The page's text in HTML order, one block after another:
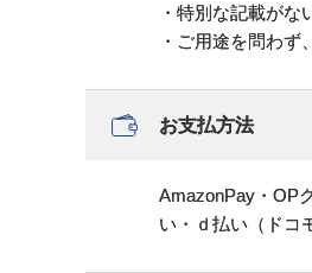
・特別な記載がな
・ご用途を問わず
お支払方法
AmazonPay・OP
い・ｄ払い（ドコ